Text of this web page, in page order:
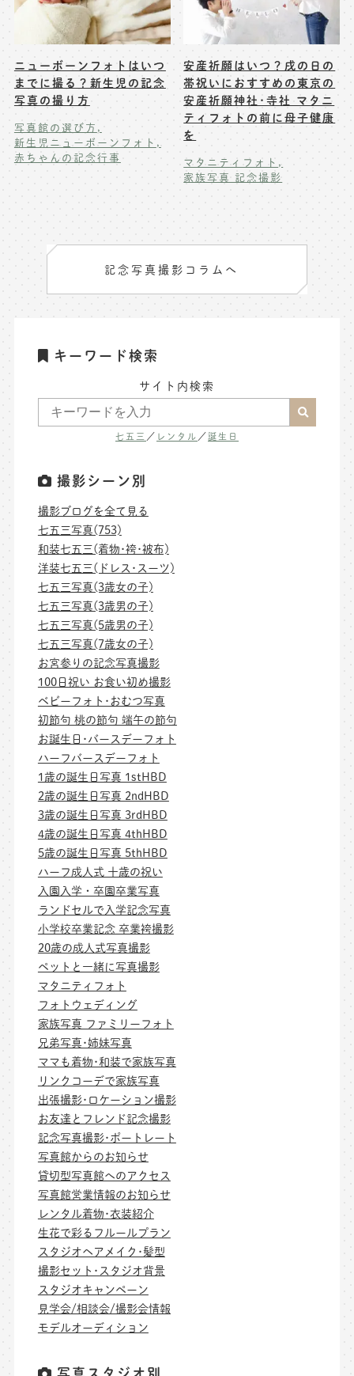
ニューボーンフォトはいつ
までに撮る？新生児の記念
写真の撮り方
写真館の選び方
新生児ニューボーンフォト
赤ちゃんの記念行事
安産祈願はいつ？戌の日の
帯祝いにおすすめの東京の
安産祈願神社･寺社 マタニ
ティフォトの前に母子健康
を
マタニティフォト
家族写真 記念撮影
記念写真撮影コラムへ
キーワード検索
サイト内検索
七五三 ／ レンタル ／誕生日
撮影シーン別
撮影ブログを全て見る
七五三写真(753)
和装七五三(着物･袴･被布)
洋装七五三(ドレス･スーツ)
七五三写真(3歳女の子)
七五三写真(3歳男の子)
七五三写真(5歳男の子)
七五三写真(7歳女の子)
お宮参りの記念写真撮影
100日祝い お食い初め撮影
ベビーフォト･おむつ写真
初節句 桃の節句 端午の節句
お誕生日･バースデーフォト
ハーフバースデーフォト
1歳の誕生日写真 1stHBD
2歳の誕生日写真 2ndHBD
3歳の誕生日写真 3rdHBD
4歳の誕生日写真 4thHBD
5歳の誕生日写真 5thHBD
ハーフ成人式 十歳の祝い
入園入学・卒園卒業写真
ランドセルで入学記念写真
小学校卒業記念 卒業袴撮影
20歳の成人式写真撮影
ペットと一緒に写真撮影
マタニティフォト
フォトウェディング
家族写真 ファミリーフォト
兄弟写真･姉妹写真
ママも着物･和装で家族写真
リンクコーデで家族写真
出張撮影･ロケーション撮影
お友達とフレンド記念撮影
記念写真撮影･ポートレート
写真館からのお知らせ
貸切型写真館へのアクセス
写真館営業情報のお知らせ
レンタル着物･衣装紹介
生花で彩るフルールプラン
スタジオヘアメイク･髪型
撮影セット･スタジオ背景
スタジオキャンペーン
見学会/相談会/撮影会情報
モデルオーディション